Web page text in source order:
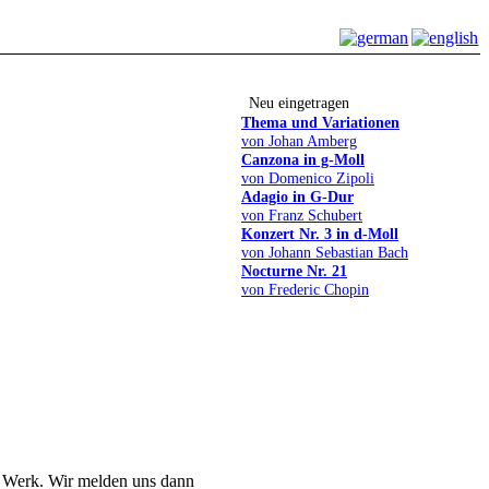
Wir melden uns dann
Neu eingetragen
Thema und Variationen
von Johan Amberg
Canzona in g-Moll
von Domenico Zipoli
Adagio in G-Dur
von Franz Schubert
Konzert Nr. 3 in d-Moll
von Johann Sebastian Bach
Nocturne Nr. 21
von Frederic Chopin